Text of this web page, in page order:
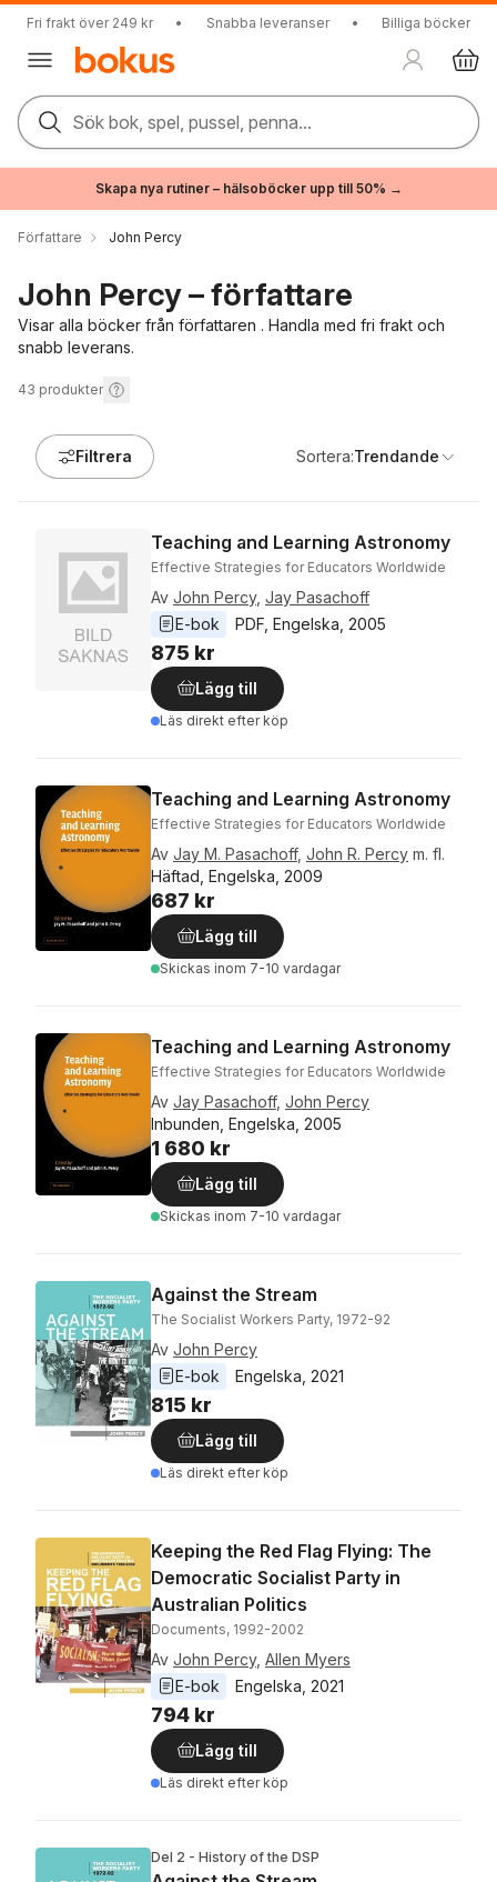
Fri frakt över 249 kr • Snabba leveranser • Billiga böcker
Sök bok, spel, pussel, penna...
Skapa nya rutiner – hälsoböcker upp till 50% →
Författare John Percy
John Percy – författare
Visar alla böcker från författaren . Handla med fri frakt och
snabb leverans.
43 produkter
Filtrera Sortera:Trendande
Teaching and Learning Astronomy
Effective Strategies for Educators Worldwide
Av John Percy, Jay Pasachoff
E-bok
PDF Engelska 2005
875 kr
Lägg till
Läs direkt efter köp
Teaching and Learning Astronomy
Effective Strategies for Educators Worldwide
Av Jay M. Pasachoff, John R. Percy m. fl.
Häftad, Engelska, 2009
687 kr
Lägg till
Skickas inom 7-10 vardagar
Teaching and Learning Astronomy
Effective Strategies for Educators Worldwide
Av Jay Pasachoff, John Percy
Inbunden, Engelska, 2005
1 680 kr
Lägg till
Skickas inom 7-10 vardagar
Against the Stream
The Socialist Workers Party, 1972-92
Av John Percy
E-bok
Engelska 2021
815 kr
Lägg till
Läs direkt efter köp
Keeping the Red Flag Flying: The
Democratic Socialist Party in
Australian Politics
Documents, 1992-2002
Av John Percy, Allen Myers
E-bok
Engelska 2021
794 kr
Lägg till
Läs direkt efter köp
Del 2 - History of the DSP